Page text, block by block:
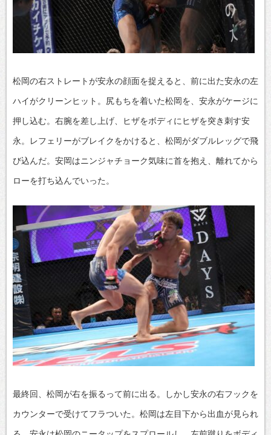
松岡の右ストレートが安永の顔面を捉えると、前に出た安永の左
ハイがクリーンヒット。尻もちを着いた松岡を、安永がケージに
押し込む。右腕を差し上げ、ヒザをボディにヒザを突き刺す安
永。レフェリーがブレイクをかけると、松岡がダブルレッグで飛
び込んだ。安岡はニンジャチョーク気味に首を抱え、離れてから
ローを打ち込んでいった。
最終回、松岡が右を振るって前に出る。しかし安永の右フックを
カウンターで受けてフラついた。松岡は左目下から出血が見られ